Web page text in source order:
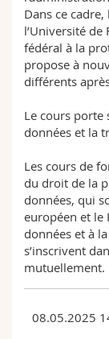
Dans ce
l’Université
fédéral à la
propose à
différents
Le cours
données et la
Les cours de
du droit de la
données, qui
européen et le
données et à
s’inscrivent
mutuellement.
08.05.2025